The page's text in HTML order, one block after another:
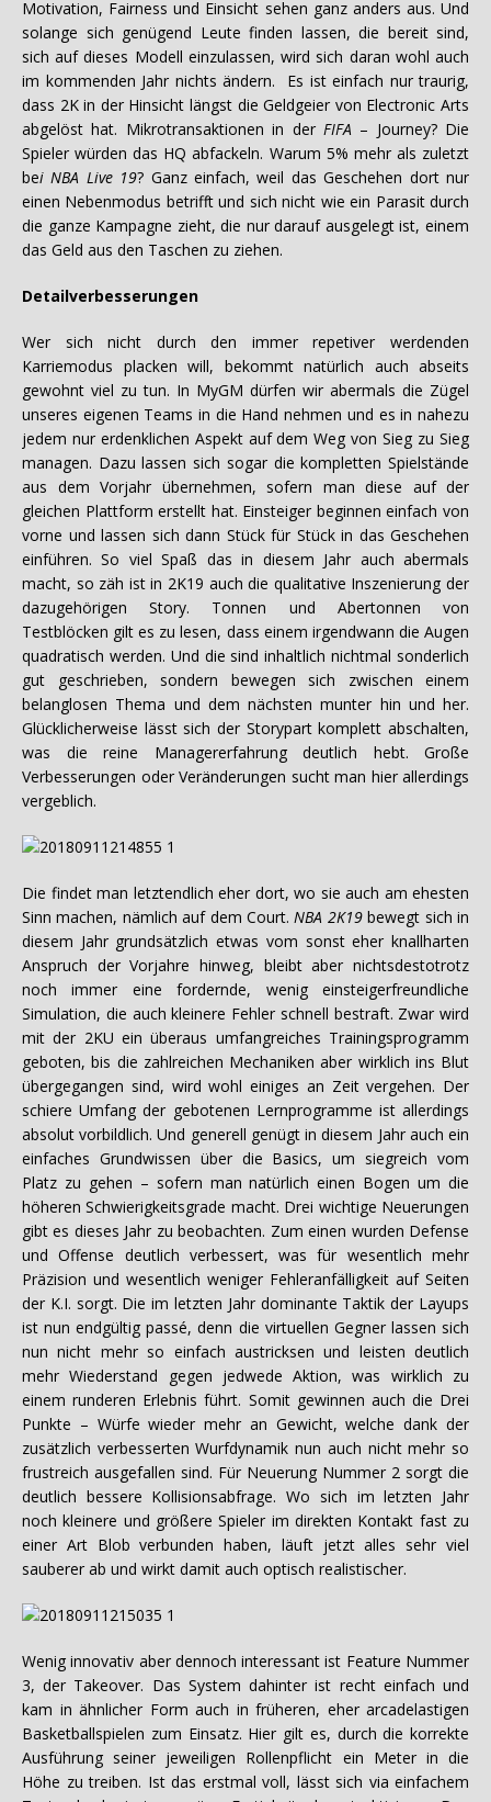
Motivation, Fairness und Einsicht sehen ganz anders aus. Und
solange sich genügend Leute finden lassen, die bereit sind,
sich auf dieses Modell einzulassen, wird sich daran wohl auch
im kommenden Jahr nichts ändern. Es ist einfach nur traurig,
dass 2K in der Hinsicht längst die Geldgeier von Electronic Arts
abgelöst hat. Mikrotransaktionen in der FIFA – Journey? Die
Spieler würden das HQ abfackeln. Warum 5% mehr als zuletzt
bei NBA Live 19? Ganz einfach, weil das Geschehen dort nur
einen Nebenmodus betrifft und sich nicht wie ein Parasit durch
die ganze Kampagne zieht, die nur darauf ausgelegt ist, einem
das Geld aus den Taschen zu ziehen.
Detailverbesserungen
Wer sich nicht durch den immer repetiver werdenden
Karriemodus placken will, bekommt natürlich auch abseits
gewohnt viel zu tun. In MyGM dürfen wir abermals die Zügel
unseres eigenen Teams in die Hand nehmen und es in nahezu
jedem nur erdenklichen Aspekt auf dem Weg von Sieg zu Sieg
managen. Dazu lassen sich sogar die kompletten Spielstände
aus dem Vorjahr übernehmen, sofern man diese auf der
gleichen Plattform erstellt hat. Einsteiger beginnen einfach von
vorne und lassen sich dann Stück für Stück in das Geschehen
einführen. So viel Spaß das in diesem Jahr auch abermals
macht, so zäh ist in 2K19 auch die qualitative Inszenierung der
dazugehörigen Story. Tonnen und Abertonnen von
Testblöcken gilt es zu lesen, dass einem irgendwann die Augen
quadratisch werden. Und die sind inhaltlich nichtmal sonderlich
gut geschrieben, sondern bewegen sich zwischen einem
belanglosen Thema und dem nächsten munter hin und her.
Glücklicherweise lässt sich der Storypart komplett abschalten,
was die reine Managererfahrung deutlich hebt. Große
Verbesserungen oder Veränderungen sucht man hier allerdings
vergeblich.
Die findet man letztendlich eher dort, wo sie auch am ehesten
Sinn machen, nämlich auf dem Court.NBA 2K19bewegt sich in
diesem Jahr grundsätzlich etwas vom sonst eher knallharten
Anspruch der Vorjahre hinweg, bleibt aber nichtsdestotrotz
noch immer eine fordernde, wenig einsteigerfreundliche
Simulation, die auch kleinere Fehler schnell bestraft. Zwar wird
mit der 2KU ein überaus umfangreiches Trainingsprogramm
geboten, bis die zahlreichen Mechaniken aber wirklich ins Blut
übergegangen sind, wird wohl einiges an Zeit vergehen. Der
schiere Umfang der gebotenen Lernprogramme ist allerdings
absolut vorbildlich. Und generell genügt in diesem Jahr auch ein
einfaches Grundwissen über die Basics, um siegreich vom
Platz zu gehen – sofern man natürlich einen Bogen um die
höheren Schwierigkeitsgrade macht. Drei wichtige Neuerungen
gibt es dieses Jahr zu beobachten. Zum einen wurden Defense
und Offense deutlich verbessert, was für wesentlich mehr
Präzision und wesentlich weniger Fehleranfälligkeit auf Seiten
der K.I. sorgt. Die im letzten Jahr dominante Taktik der Layups
ist nun endgültig passé, denn die virtuellen Gegner lassen sich
nun nicht mehr so einfach austricksen und leisten deutlich
mehr Wiederstand gegen jedwede Aktion, was wirklich zu
einem runderen Erlebnis führt. Somit gewinnen auch die Drei
Punkte – Würfe wieder mehr an Gewicht, welche dank der
zusätzlich verbesserten Wurfdynamik nun auch nicht mehr so
frustreich ausgefallen sind. Für Neuerung Nummer 2 sorgt die
deutlich bessere Kollisionsabfrage. Wo sich im letzten Jahr
noch kleinere und größere Spieler im direkten Kontakt fast zu
einer Art Blob verbunden haben, läuft jetzt alles sehr viel
sauberer ab und wirkt damit auch optisch realistischer.
Wenig innovativ aber dennoch interessant ist Feature Nummer
3, der Takeover. Das System dahinter ist recht einfach und
kam in ähnlicher Form auch in früheren, eher arcadelastigen
Basketballspielen zum Einsatz. Hier gilt es, durch die korrekte
Ausführung seiner jeweiligen Rollenpflicht ein Meter in die
Höhe zu treiben. Ist das erstmal voll, lässt sich via einfachem